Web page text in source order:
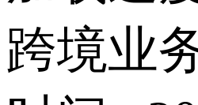
跨境业